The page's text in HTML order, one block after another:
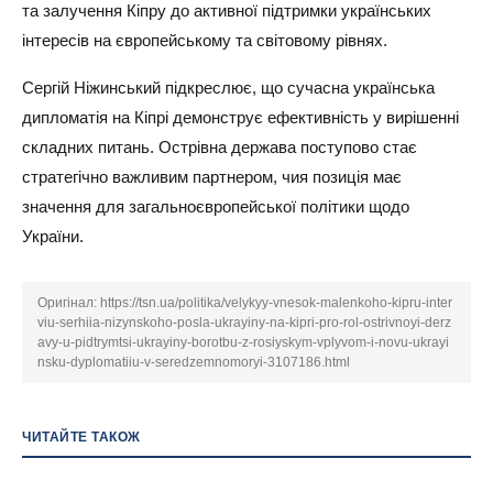
та залучення Кіпру до активної підтримки українських
інтересів на європейському та світовому рівнях.
Сергій Ніжинський підкреслює, що сучасна українська
дипломатія на Кіпрі демонструє ефективність у вирішенні
складних питань. Острівна держава поступово стає
стратегічно важливим партнером, чия позиція має
значення для загальноєвропейської політики щодо
України.
Оригінал: https://tsn.ua/politika/velykyy-vnesok-malenkoho-kipru-inter
viu-serhiia-nizynskoho-posla-ukrayiny-na-kipri-pro-rol-ostrivnoyi-derz
avy-u-pidtrymtsi-ukrayiny-borotbu-z-rosiyskym-vplyvom-i-novu-ukrayi
nsku-dyplomatiiu-v-seredzemnomoryi-3107186.html
ЧИТАЙТЕ ТАКОЖ